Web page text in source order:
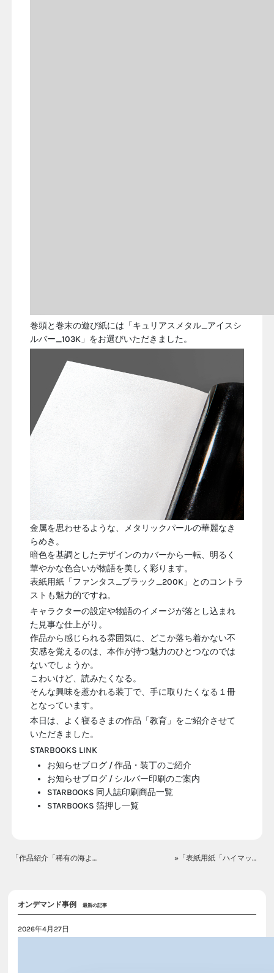
巻頭と巻末の遊び紙には「キュリアスメタル_アイスシ
ルバー_103K 」をお選びいただきました。
金属を思わせるような、メタリックパールの華麗なき
らめき。
暗色を基調としたデザインのカバーから一転、明るく
華やかな色合いが物語を美しく彩ります。
表紙用紙「ファンタス_ブラック_200K 」とのコントラ
ストも魅力的ですね。
キャラクターの設定や物語のイメージが落とし込まれ
た見事な仕上がり。
作品から感じられる雰囲気に、どこか落ち着かない不
安感を覚えるのは、本作が持つ魅力のひとつなのでは
ないでしょうか。
こわいけど、読みたくなる。
そんな興味を惹かれる装丁で、手に取りたくなる１冊
となっています。
本日は、よく寝るさまの作品「教育」をご紹介させて
いただきました。
STARBOOKS LINK
お知らせブログ / 作品・装丁のご紹介
お知らせブログ / シルバー印刷のご案内
STARBOOKS 同人誌印刷商品一覧
STARBOOKS 箔押し一覧
「作品紹介「稀有の海より はじまりの冬・めぐりの夏」」« »「表紙用紙「ハイマッキンレーポスト_220K」追加のお知らせ」
オンデマンド事例 最新の記事
2026年4月27日